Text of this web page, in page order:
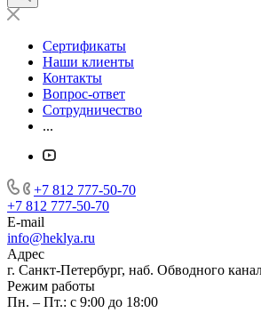
Сертификаты
Наши клиенты
Контакты
Вопрос-ответ
Сотрудничество
...
+7 812 777-50-70
+7 812 777-50-70
E-mail
info@heklya.ru
Адрес
г. Санкт-Петербург, наб. Обводного
Режим работы
Пн. – Пт.: с 9:00 до 18:00